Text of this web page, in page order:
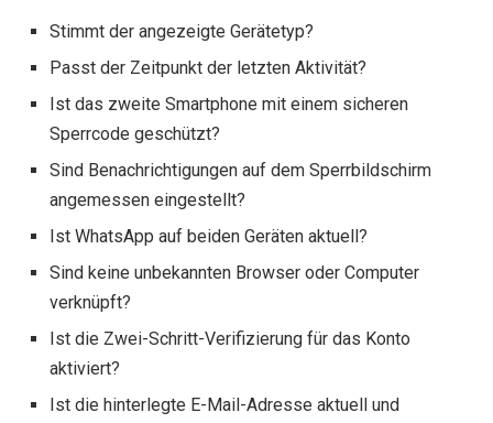
Stimmt der angezeigte Gerätetyp?
Passt der Zeitpunkt der letzten Aktivität?
Ist das zweite Smartphone mit einem sicheren
Sperrcode geschützt?
Sind Benachrichtigungen auf dem Sperrbildschirm
angemessen eingestellt?
Ist WhatsApp auf beiden Geräten aktuell?
Sind keine unbekannten Browser oder Computer
verknüpft?
Ist die Zwei-Schritt-Verifizierung für das Konto
aktiviert?
Ist die hinterlegte E-Mail-Adresse aktuell und